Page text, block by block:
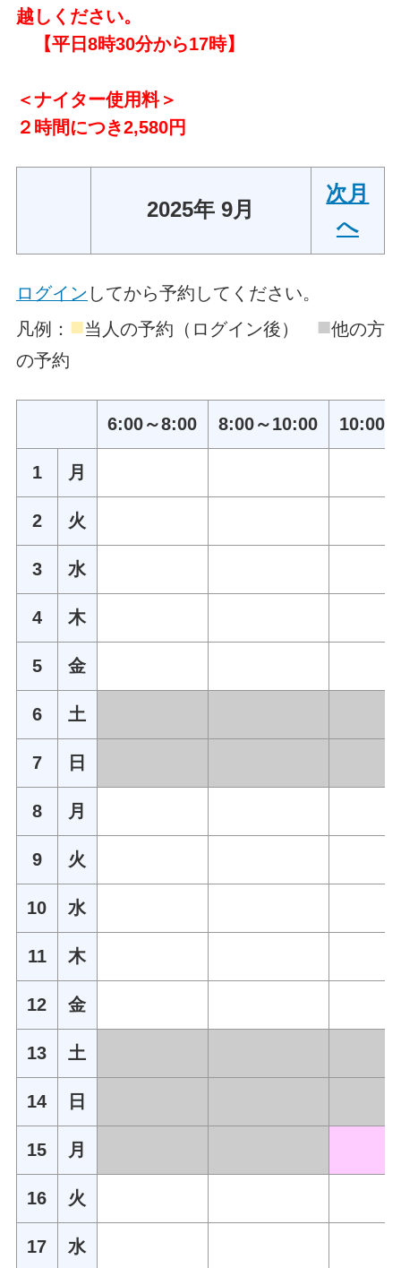
越しください。
【平日8時30分から17時】
＜ナイター使用料＞
２時間につき2,580円
2025年 9月
次月
へ
ログイン してから予約してください。
凡例： ■当人の予約（ログイン後） ■他の方
の予約
6:00～8:00 8:00～10:00 10:00
1 月
2 火
3 水
4 木
5 金
6 土
7 日
8 月
9 火
10 水
11 木
12 金
13 土
14 日
15 月
16 火
17 水